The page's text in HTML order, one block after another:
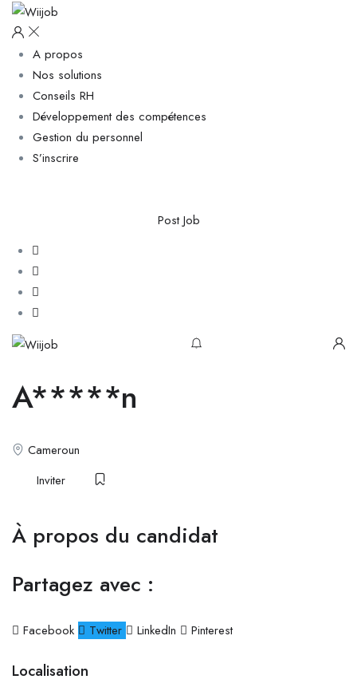
A propos
Nos solutions
Conseils RH
Développement des compétences
Gestion du personnel
S’inscrire
Post Job
A*****n
Cameroun
Inviter
À propos du candidat
Partagez avec :
Facebook Twitter LinkedIn Pinterest
Localisation